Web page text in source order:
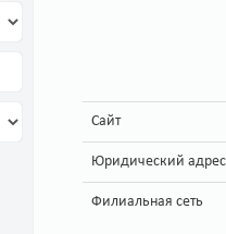
Сайт
Юридический адрес
Филиальная сеть